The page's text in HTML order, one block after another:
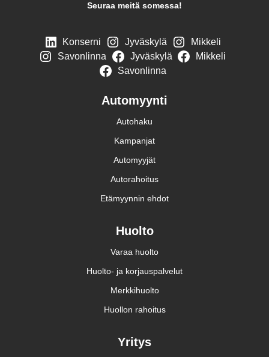
Seuraa meitä somessa!
Konserni Jyväskylä
Mikkeli
Savonlinna
Jyväskylä
Mikkeli
Savonlinna
Automyynti
Autohaku
Kampanjat
Automyyjät
Autorahoitus
Etämyynnin ehdot
Huolto
Varaa huolto
Huolto- ja korjauspalvelut
Merkkihuolto
Huollon rahoitus
Yritys